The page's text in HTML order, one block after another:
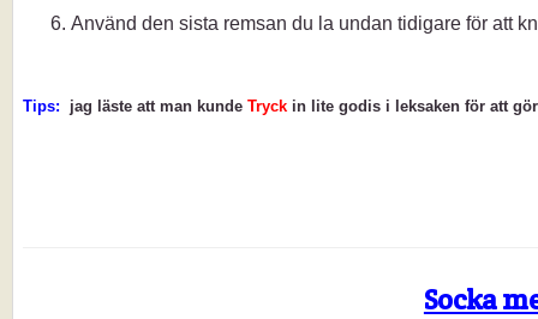
Använd den sista remsan du la undan tidigare för att
Tips: jag läste att man kunde Tryck in lite godis i leksaken för att
Socka